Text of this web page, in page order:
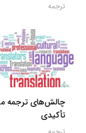
ترجمه
چالش‌های ترجمه
تأکیدی